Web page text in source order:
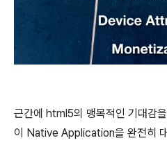
근간에 html5의 맹목적인 기대감
이 Native Application을 완전히